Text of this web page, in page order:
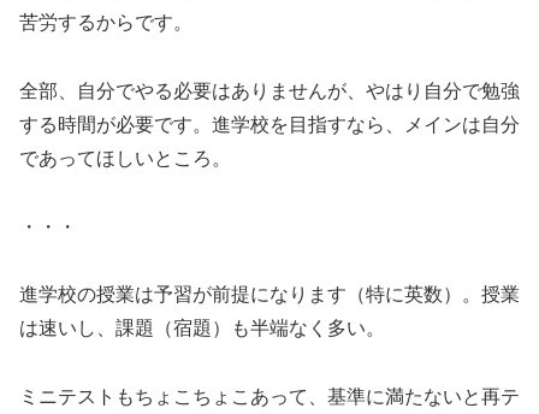
苦労するからです。
全部、自分でやる必要はありませんが、やはり自分で勉強
する時間が必要です。進学校を目指すなら、メインは自分
であってほしいところ。
・・・
進学校の授業は予習が前提になります（特に英数）。授業
は速いし、課題（宿題）も半端なく多い。
ミニテストもちょこちょこあって、基準に満たないと再テ